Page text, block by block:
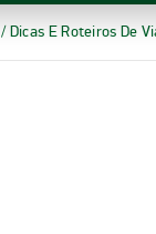
/ Dicas E Roteiros De